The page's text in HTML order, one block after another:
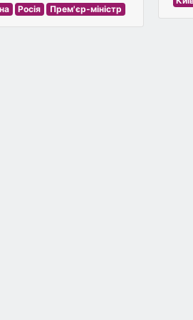
Росія Прем'єр-міністр